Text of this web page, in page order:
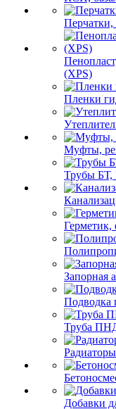
(XPS)
Пленки
Муфты,
Трубы
Герметик,
Запорная
Подводка
Труба
Добавки